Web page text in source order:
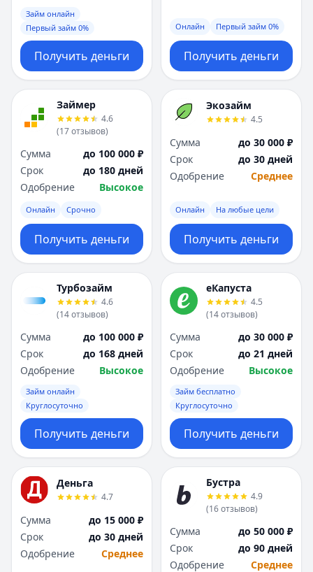
Займ онлайн
Первый займ 0%
Получить деньги
Онлайн Первый займ 0%
Получить деньги
Займер
4.6
(17отзывов)
Сумма
до 100 000 ₽
Срок
до 180 дней
Одобрение
Высокое
Онлайн Срочно
Получить деньги
Экозайм
4.5
Сумма
до 30 000 ₽
Срок
до 30 дней
Одобрение
Среднее
Онлайн На любые цели
Получить деньги
Турбозайм
4.6
(14отзывов)
Сумма
до 100 000 ₽
Срок
до 168 дней
Одобрение
Высокое
Займ онлайн
Круглосуточно
Получить деньги
еКапуста
4.5
(14отзывов)
Сумма
до 30 000 ₽
Срок
до 21 дней
Одобрение
Высокое
Займ бесплатно
Круглосуточно
Получить деньги
Деньга
4.7
Сумма
до 15 000 ₽
Срок
до 30 дней
Одобрение
Среднее
Бустра
4.9
(16отзывов)
Сумма
до 50 000 ₽
Срок
до 90 дней
Одобрение
Среднее